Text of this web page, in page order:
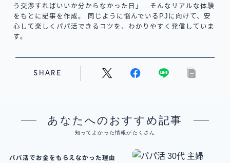
う交渉すればいいか分からなかった日」…そんなリアルな体験
をもとに記事を作成。 同じように悩んでいるPJに向けて、安
心して楽しくパパ活できるコツを、わかりやすく発信していま
す。
SHARE
あなたへのおすすめ記事
知ってよかった情報がたくさん
パパ活でお金をもらえなかった理由